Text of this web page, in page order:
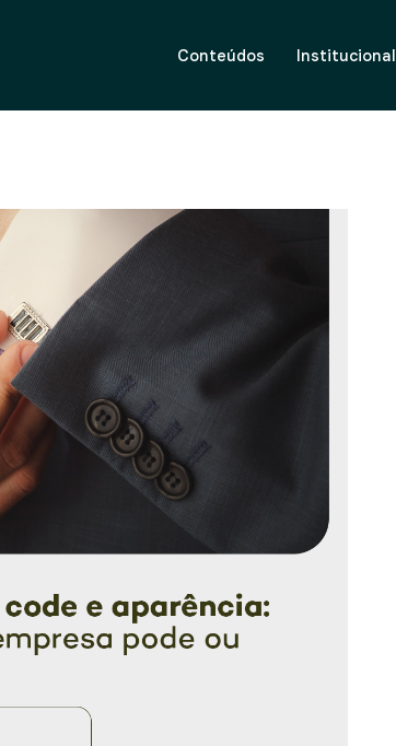
Conteúdos Institucional